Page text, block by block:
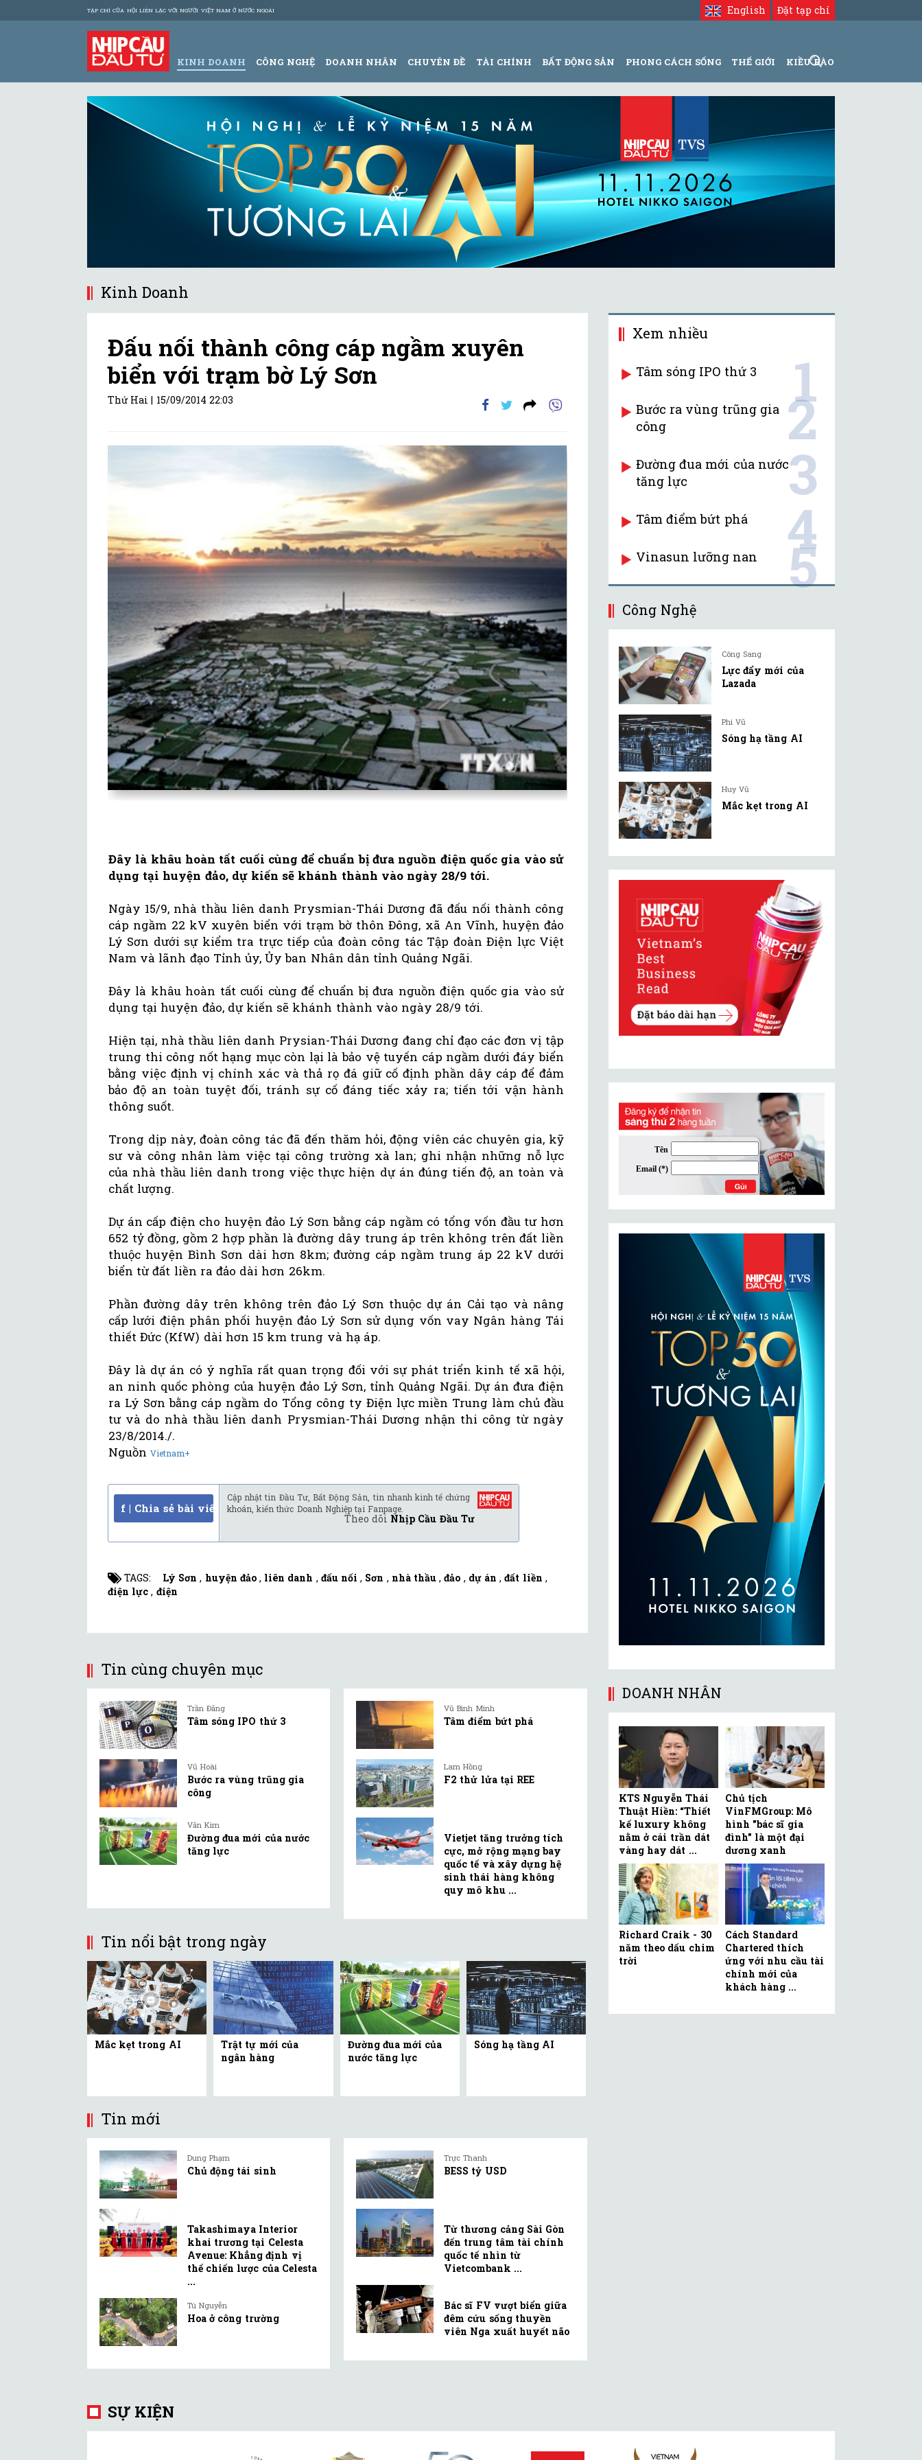
TẠP CHÍ CỦA HỘI LIÊN LẠC VỚI NGƯỜI VIỆT NAM Ở NƯỚC NGOÀI Đặt tạp chí
English
KINH DOANH CÔNG NGHỆ DOANH NHÂN CHUYÊN ĐỀ TÀI CHÍNH BẤT ĐỘNG SẢN PHONG CÁCH SỐNG THẾ GIỚI KIỀU BÀO
Kinh Doanh
Đấu nối thành công cáp ngầm xuyên
biển với trạm bờ Lý Sơn
Thứ Hai | 15/09/2014 22:03
Đây là khâu hoàn tất cuối cùng để chuẩn bị đưa nguồn điện quốc gia vào sử
dụng tại huyện đảo, dự kiến sẽ khánh thành vào ngày 28/9 tới.
Ngày 15/9, nhà thầu liên danh Prysmian-Thái Dương đã đấu nối thành công
cáp ngầm 22 kV xuyên biển với trạm bờ thôn Đông, xã An Vĩnh, huyện đảo
Lý Sơn dưới sự kiểm tra trực tiếp của đoàn công tác Tập đoàn Điện lực Việt
Nam và lãnh đạo Tỉnh ủy, Ủy ban Nhân dân tỉnh Quảng Ngãi.
Đây là khâu hoàn tất cuối cùng để chuẩn bị đưa nguồn điện quốc gia vào sử
dụng tại huyện đảo, dự kiến sẽ khánh thành vào ngày 28/9 tới.
Hiện tại, nhà thầu liên danh Prysian-Thái Dương đang chỉ đạo các đơn vị tập
trung thi công nốt hạng mục còn lại là bảo vệ tuyến cáp ngầm dưới đáy biển
bằng việc định vị chính xác và thả rọ đá giữ cố định phần dây cáp để đảm
bảo độ an toàn tuyệt đối, tránh sự cố đáng tiếc xảy ra; tiến tới vận hành
thông suốt.
Trong dịp này, đoàn công tác đã đến thăm hỏi, động viên các chuyên gia, kỹ
sư và công nhân làm việc tại công trường xà lan; ghi nhận những nỗ lực
của nhà thầu liên danh trong việc thực hiện dự án đúng tiến độ, an toàn và
chất lượng.
Dự án cấp điện cho huyện đảo Lý Sơn bằng cáp ngầm có tổng vốn đầu tư hơn
652 tỷ đồng, gồm 2 hợp phần là đường dây trung áp trên không trên đất liền
thuộc huyện Bình Sơn dài hơn 8km; đường cáp ngầm trung áp 22 kV dưới
biển từ đất liền ra đảo dài hơn 26km.
Phần đường dây trên không trên đảo Lý Sơn thuộc dự án Cải tạo và nâng
cấp lưới điện phân phối huyện đảo Lý Sơn sử dụng vốn vay Ngân hàng Tái
thiết Đức (KfW) dài hơn 15 km trung và hạ áp.
Đây là dự án có ý nghĩa rất quan trọng đối với sự phát triển kinh tế xã hội,
an ninh quốc phòng của huyện đảo Lý Sơn, tỉnh Quảng Ngãi. Dự án đưa điện
ra Lý Sơn bằng cáp ngầm do Tổng công ty Điện lực miền Trung làm chủ đầu
tư và do nhà thầu liên danh Prysmian-Thái Dương nhận thi công từ ngày
23/8/2014./.
NguồnVietnam+
f | Chia sẻ bài viết
Cập nhật tin Đầu Tư, Bất Động Sản, tin nhanh kinh tế chứng
khoán, kiến thức Doanh Nghiệp tại Fanpage.
Theo dõi Nhịp Cầu Đầu Tư
TAGS: Lý Sơn , huyện đảo,liên danh , đấu nối , Sơn , nhà thầu ,đảo , dự án ,đất liền ,
điện lực , điện
Tin cùng chuyên mục
Trần Đăng
Tâm sóng IPO thứ 3
Vũ Hoài
Bước ra vùng trũng gia
công
Văn Kim
Đường đua mới của nước
tăng lực
Vũ Bình Minh
Tâm điểm bứt phá
Lam Hồng
F2 thử lửa tại REE
Vietjet tăng trưởng tích
cực, mở rộng mạng bay
quốc tế và xây dựng hệ
sinh thái hàng không
quy mô khu ...
Tin nổi bật trong ngày
Mắc kẹt trong AI
Trật tự mới của
ngân hàng
Đường đua mới của
nước tăng lực
Sóng hạ tầng AI
Tin mới
Dung Phạm
Chủ động tái sinh
Takashimaya Interior
khai trương tại Celesta
Avenue: Khẳng định vị
thế chiến lược của Celesta
...
Tú Nguyễn
Hoa ở công trường
Trực Thanh
BESS tỷ USD
Từ thương cảng Sài Gòn
đến trung tâm tài chính
quốc tế nhìn từ
Vietcombank ...
Bác sĩ FV vượt biển giữa
đêm cứu sống thuyền
viên Nga xuất huyết não
Xem nhiều
Tâm sóng IPO thứ 3 1
Bước ra vùng trũng gia
công
2
Đường đua mới của nước
tăng lực
3
Tâm điểm bứt phá 4
Vinasun lưỡng nan 5
Công Nghệ
Công Sang
Lực đẩy mới của
Lazada
Phi Vũ
Sóng hạ tầng AI
Huy Vũ
Mắc kẹt trong AI
DOANH NHÂN
KTS Nguyễn Thái
Thuật Hiền: “Thiết
kế luxury không
nằm ở cái trần dát
vàng hay dát ...
Chủ tịch
VinFMGroup: Mô
hình "bác sĩ gia
đình" là một đại
dương xanh
Richard Craik - 30
năm theo dấu chim
trời
Cách Standard
Chartered thích
ứng với nhu cầu tài
chính mới của
khách hàng ...
SỰ KIỆN